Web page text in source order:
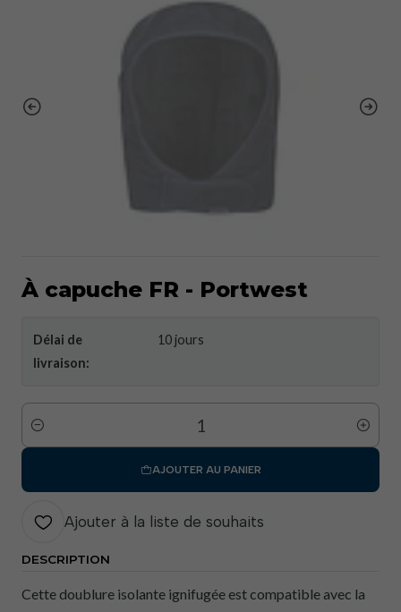
À capuche FR - Portwest
Délai de
livraison:
10 jours
Quantité
AJOUTER AU PANIER
Ajouter à la liste de souhaits
DESCRIPTION
Cette doublure isolante ignifugée est compatible avec la